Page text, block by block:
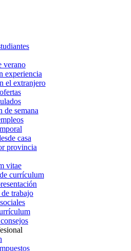
verano
experiencia
el extranjero
de semana
casa
provincia
vitae
currículum
trabajo